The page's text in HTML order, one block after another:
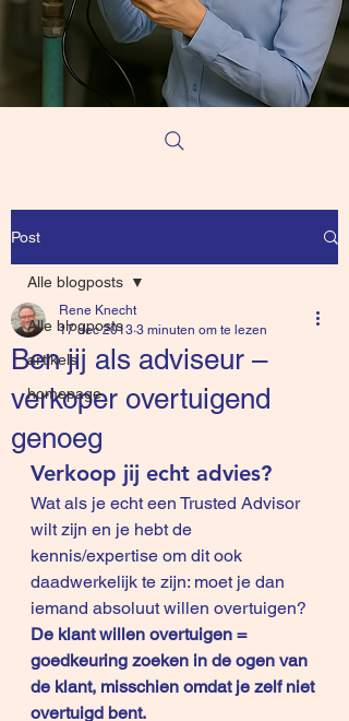
Post
Alle blogposts
artikels
homepage
Alle blogposts
Ben jij als adviseur –
verkoper overtuigend
genoeg
Rene Knecht
17 dec 2013 3 minuten om te lezen
Verkoop jij echt advies?
Wat als je echt een Trusted Advisor
wilt zijn en je hebt de
kennis/expertise om dit ook
daadwerkelijk te zijn: moet je dan
iemand absoluut willen overtuigen?
De klant willen overtuigen =
goedkeuring zoeken in de ogen van
de klant, misschien omdat je zelf niet
overtuigd bent.